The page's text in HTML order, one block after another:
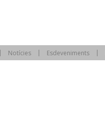
Notícies Esdeveniments